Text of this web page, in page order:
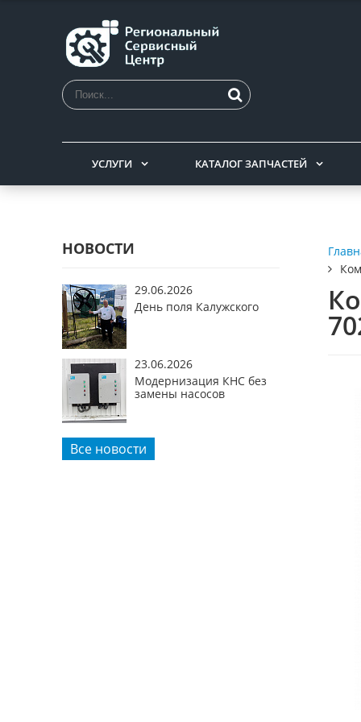
УСЛУГИ КАТАЛОГ ЗАПЧАСТЕЙ
НОВОСТИ
29.06.2026
День поля Калужского
23.06.2026
Модернизация КНС без
замены насосов
Все новости